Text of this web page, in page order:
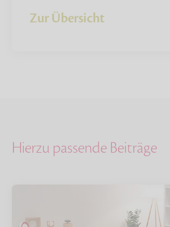
Zur Übersicht
Hierzu passende Beiträge